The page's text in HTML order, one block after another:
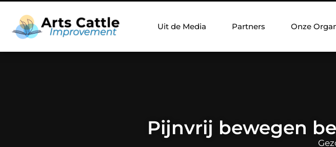
Uit de Media Partners Onze
Pijnvrij bewegen